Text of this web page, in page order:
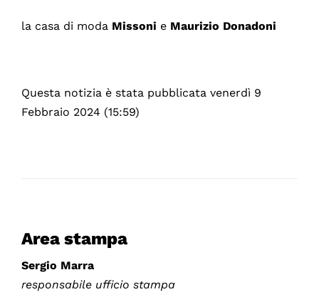
la casa di moda Missoni e Maurizio Donadoni
Questa notizia è stata pubblicata venerdì 9
Febbraio 2024 (15:59)
Area stampa
Sergio Marra
responsabile ufficio stampa